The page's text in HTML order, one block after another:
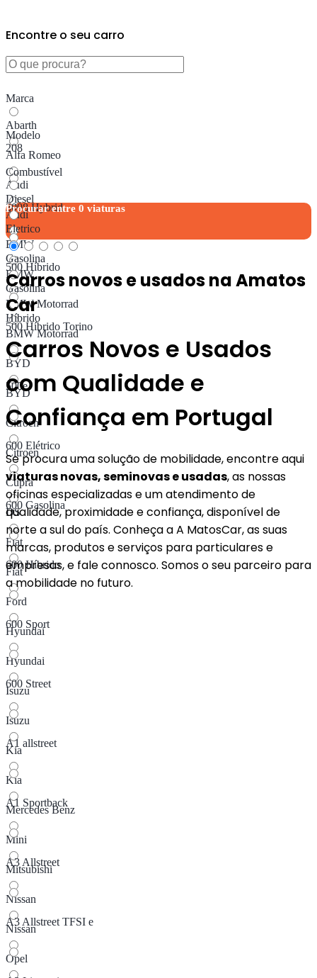
Encontre o seu carro
Marca
Abarth
Alfa Romeo
Audi
Audi
BMW
BMW
BMW Motorrad
BMW Motorrad
BYD
BYD
Citroen
Citroen
Cupra
DS
Fiat
Fiat
Ford
Hyundai
Hyundai
Isuzu
Isuzu
Kia
Kia
Mercedes Benz
Mini
Mitsubishi
Nissan
Nissan
Opel
Modelo
208
3008 Hybrid
500 Híbrido
500 Híbrido Torino
500e
600 Elétrico
600 Gasolina
600 Híbrido​
600 Sport
600 Street
A1 allstreet
A1 Sportback
A3 Allstreet
A3 Allstreet TFSI e
Combustível
Diesel
Eletrico
Gasolina
Gasolina
Híbrido
Procurar entre 0 viaturas
Carros novos e usados ​​na Amatos
Car
Carros Novos e Usados
com Qualidade e
Confiança em Portugal
Se procura uma solução de mobilidade, encontre aqui
viaturas novas, seminovas e usadas, as nossas
oficinas especializadas e um atendimento de
qualidade, proximidade e confiança, disponível de
norte a sul do país. Conheça a A MatosCar, as suas
marcas, produtos e serviços para particulares e
empresas, e fale connosco. Somos o seu parceiro para
a mobilidade no futuro.